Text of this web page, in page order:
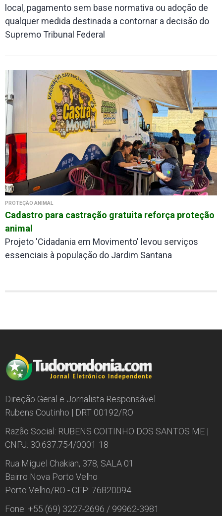
local, pagamento sem base normativa ou adoção de
qualquer medida destinada a contornar a decisão do
Supremo Tribunal Federal
PROTEÇÃO ANIMAL
Cadastro para castração gratuita reforça proteção
animal
Projeto 'Cidadania em Movimento' levou serviços
essenciais à população do Jardim Santana
Direção Geral e Jornalista Responsável
Rubens Coutinho | DRT 00192/RO
Razão Social: RUBENS COITINHO DOS SANTOS ME |
CNPJ: 30.637.754/0001-18
Rua Miguel Chakian, 378, SALA 01
Bairro Nova Porto Velho
Porto Velho/RO - CEP: 76820094
Fone: +55 (69) 3227-2696 / 99962-3981